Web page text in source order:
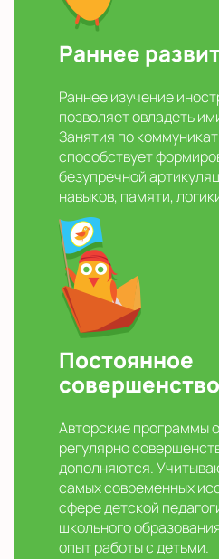
Раннее
Раннее изучение
позволяет овладеть
Занятия по
способствует
безупречной
навыков, памяти,
Постоянное
Авторские программы
регулярно
дополняются.
самых современных
сфере детской
школьного
опыт работы с детьми.